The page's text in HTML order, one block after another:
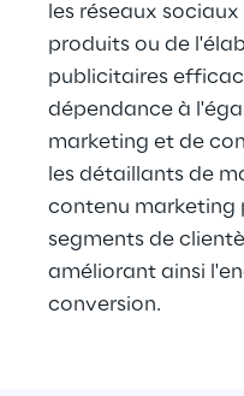
les réseaux
produits ou de
publicitaires
dépendance à
marketing et de
les détaillants de
contenu marketing
segments de
améliorant ainsi
conversion.